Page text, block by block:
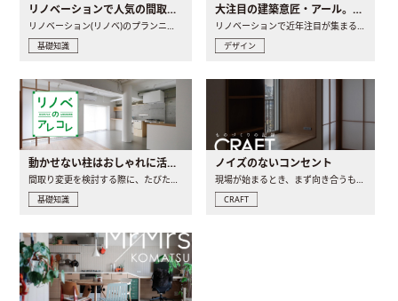
リノベーションで人気の間取りとは？トレンドの間取りと実例を徹底解説
リノベーション(リノベ)のプランニングで一番最初に決めるのは..
基礎知識
大注目の建築意匠・アール。人気の理由と空間に取り入れるポイント
リノベーションで近年注目が集まる建築意匠の一つであるアール..
デザイン
動かせない柱はおしゃれに活用！柱を魅せるリノベーション(リノベ)4選
間取り変更を検討する際に、たびたび皆さんの頭を悩ませる動か..
基礎知識
ノイズのないコンセント
現場が始まるとき、まず向き合うものの一つがコンセントです..
CRAFT